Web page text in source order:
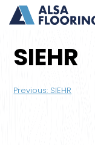
SIEHR
Navigation
Previous: SIEHR